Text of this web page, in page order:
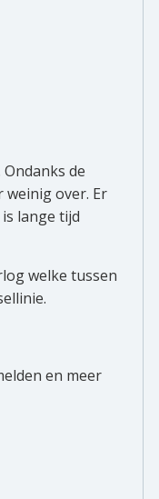
de
weinig over. Er
lange tijd
welke tussen
en meer